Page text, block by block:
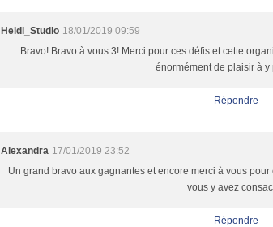
Heidi_Studio 18/01/2019 09:59
Bravo! Bravo à vous 3! Merci pour ces défis et cette
énormément de plaisir à y
Répondre
Alexandra 17/01/2019 23:52
Un grand bravo aux gagnantes et encore merci à vous
vous y avez
Répondre